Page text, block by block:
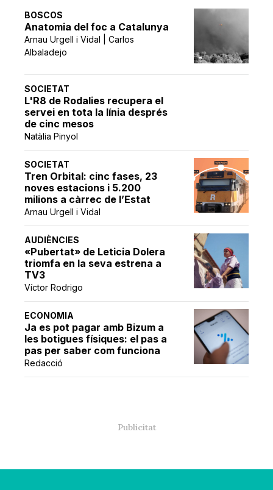
BOSCOS
Anatomia del foc a Catalunya
Arnau Urgell i Vidal | Carlos
Albaladejo
SOCIETAT
L'R8 de Rodalies recupera el
servei en tota la línia després
de cinc mesos
Natàlia Pinyol
SOCIETAT
Tren Orbital: cinc fases, 23
noves estacions i 5.200
milions a càrrec de l’Estat
Arnau Urgell i Vidal
AUDIÈNCIES
«Pubertat» de Leticia Dolera
triomfa en la seva estrena a
TV3
Víctor Rodrigo
ECONOMIA
Ja es pot pagar amb Bizum a
les botigues físiques: el pas a
pas per saber com funciona
Redacció